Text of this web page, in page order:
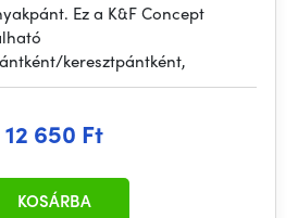
Ez a K&F Concept
keresztpántként,
12 650 Ft
KOSÁRBA